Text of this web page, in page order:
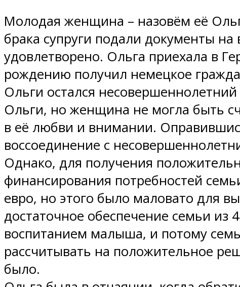
Молодая женщина – назовём её
брака супруги подали документы
удовлетворено. Ольга приехала в
рождению получил немецкое
Ольги остался
Ольги, но женщина не могла быть
в её любви и внимании.
воссоединение с
Однако, для получения
финансирования потребностей
евро, но этого было маловато для
достаточное обеспечение семьи из
воспитанием малыша, и потому
рассчитывать на положительное
было.